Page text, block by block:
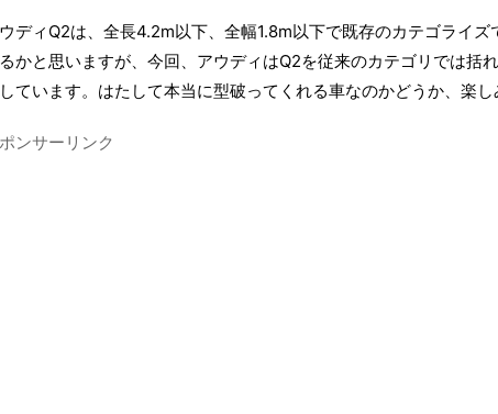
ディQ2は、全長4.2m以下、全幅1.8m以下で既存のカテゴライ
かと思いますが、今回、アウディはQ2を従来のカテゴリでは括
ています。はたして本当に型破ってくれる車なのかどうか、楽し
ンサーリンク